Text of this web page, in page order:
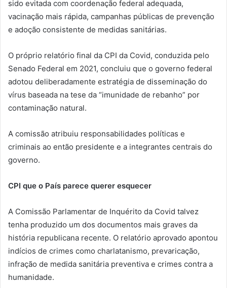
sido evitada com coordenação federal adequada,
vacinação mais rápida, campanhas públicas de prevenção
e adoção consistente de medidas sanitárias.
O próprio relatório final da CPI da Covid, conduzida pelo
Senado Federal em 2021, concluiu que o governo federal
adotou deliberadamente estratégia de disseminação do
vírus baseada na tese da “imunidade de rebanho” por
contaminação natural.
A comissão atribuiu responsabilidades políticas e
criminais ao então presidente e a integrantes centrais do
governo.
CPI que o País parece querer esquecer
A Comissão Parlamentar de Inquérito da Covid talvez
tenha produzido um dos documentos mais graves da
história republicana recente. O relatório aprovado apontou
indícios de crimes como charlatanismo, prevaricação,
infração de medida sanitária preventiva e crimes contra a
humanidade.